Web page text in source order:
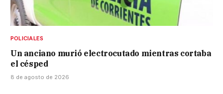
POLICIALES
Un anciano murió electrocutado mientras cortaba
el césped
8 de agosto de 2026